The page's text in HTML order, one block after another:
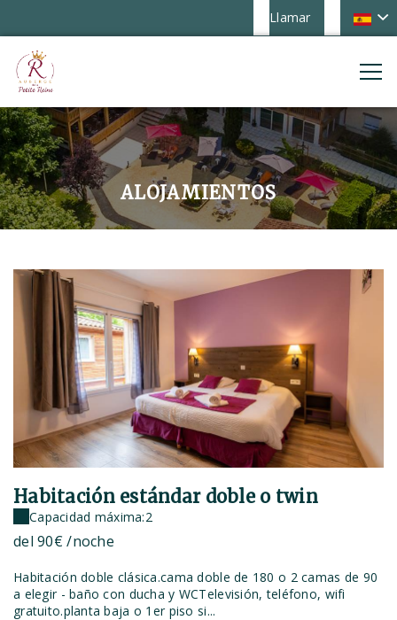
Llamar
ALOJAMIENTOS
Habitación estándar doble o twin
Capacidad máxima:2
del90€/noche
Habitación doble clásica.cama doble de 180 o 2 camas de 90
a elegir - baño con ducha y WCTelevisión, teléfono, wifi
gratuito.planta baja o 1er piso si...